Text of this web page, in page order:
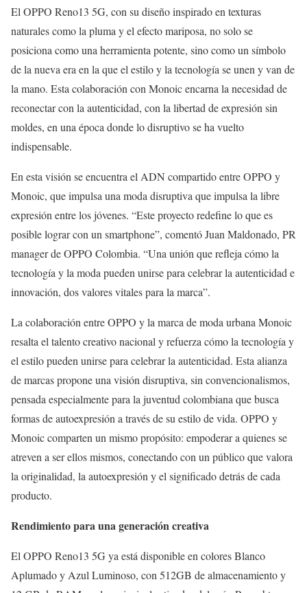
El OPPO Reno13 5G, con su diseño inspirado en texturas
naturales como la pluma y el efecto mariposa, no solo se
posiciona como una herramienta potente, sino como un símbolo
de la nueva era en la que el estilo y la tecnología se unen y van de
la mano. Esta colaboración con Monoic encarna la necesidad de
reconectar con la autenticidad, con la libertad de expresión sin
moldes, en una época donde lo disruptivo se ha vuelto
indispensable.
En esta visión se encuentra el ADN compartido entre OPPO y
Monoic, que impulsa una moda disruptiva que impulsa la libre
expresión entre los jóvenes. “Este proyecto redefine lo que es
posible lograr con un smartphone”, comentó Juan Maldonado, PR
manager de OPPO Colombia. “Una unión que refleja cómo la
tecnología y la moda pueden unirse para celebrar la autenticidad e
innovación, dos valores vitales para la marca”.
La colaboración entre OPPO y la marca de moda urbana Monoic
resalta el talento creativo nacional y refuerza cómo la tecnología y
el estilo pueden unirse para celebrar la autenticidad. Esta alianza
de marcas propone una visión disruptiva, sin convencionalismos,
pensada especialmente para la juventud colombiana que busca
formas de autoexpresión a través de su estilo de vida. OPPO y
Monoic comparten un mismo propósito: empoderar a quienes se
atreven a ser ellos mismos, conectando con un público que valora
la originalidad, la autoexpresión y el significado detrás de cada
producto.
Rendimiento para una generación creativa
El OPPO Reno13 5G ya está disponible en colores Blanco
Aplumado y Azul Luminoso, con 512GB de almacenamiento y